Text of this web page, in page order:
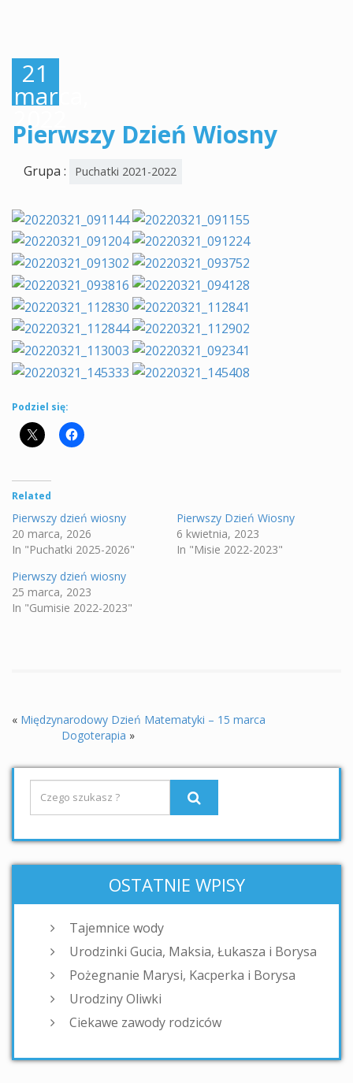
21
marca,
2022
Pierwszy Dzień Wiosny
Grupa : Puchatki 2021-2022
Podziel się:
Related
Pierwszy dzień wiosny
20 marca, 2026
In "Puchatki 2025-2026"
Pierwszy Dzień Wiosny
6 kwietnia, 2023
In "Misie 2022-2023"
Pierwszy dzień wiosny
25 marca, 2023
In "Gumisie 2022-2023"
« Międzynarodowy Dzień Matematyki – 15 marca
Dogoterapia »
OSTATNIE WPISY
Tajemnice wody
Urodzinki Gucia, Maksia, Łukasza i Borysa
Pożegnanie Marysi, Kacperka i Borysa
Urodziny Oliwki
Ciekawe zawody rodziców